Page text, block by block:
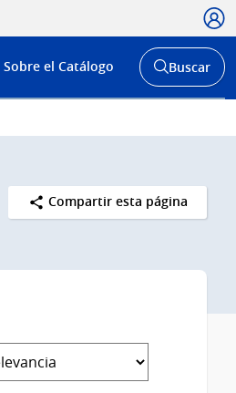
Menú
de
Sobre el Catálogo
Abrir
buscador
Buscar
Compartir esta página